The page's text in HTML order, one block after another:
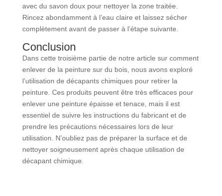
avec du savon doux pour nettoyer la zone traitée.
Rincez abondamment à l’eau claire et laissez sécher
complètement avant de passer à l’étape suivante.
Conclusion
Dans cette troisième partie de notre article sur comment
enlever de la peinture sur du bois, nous avons exploré
l’utilisation de décapants chimiques pour retirer la
peinture. Ces produits peuvent être très efficaces pour
enlever une peinture épaisse et tenace, mais il est
essentiel de suivre les instructions du fabricant et de
prendre les précautions nécessaires lors de leur
utilisation. N’oubliez pas de préparer la surface et de
nettoyer soigneusement après chaque utilisation de
décapant chimique.